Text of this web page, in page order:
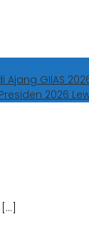
GIIAS
2026